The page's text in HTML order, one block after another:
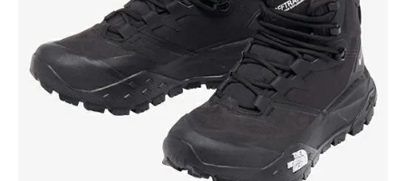
INFORMATIOM
ご利用ガイド
お問い合わせ